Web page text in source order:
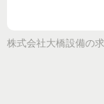
株式会社大橋設備の